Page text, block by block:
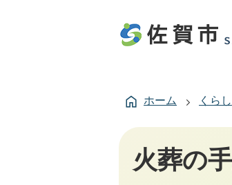
ホーム くらし
火葬の